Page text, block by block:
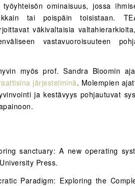
ominaisuus, jossa
tai poispäin toisistaan.
väkivaltaisia
vastavuoroisuuteen
myös prof. Sandra Bloomin
järjestelminä. Molempien
ja kestävyys pohjautuvat
sanctuary: A new operating
Press.
Paradigm: Exploring the